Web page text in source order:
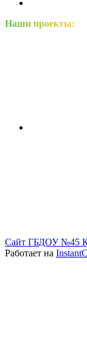
Наши проекты:
Сайт ГБДОУ №45
Работает на